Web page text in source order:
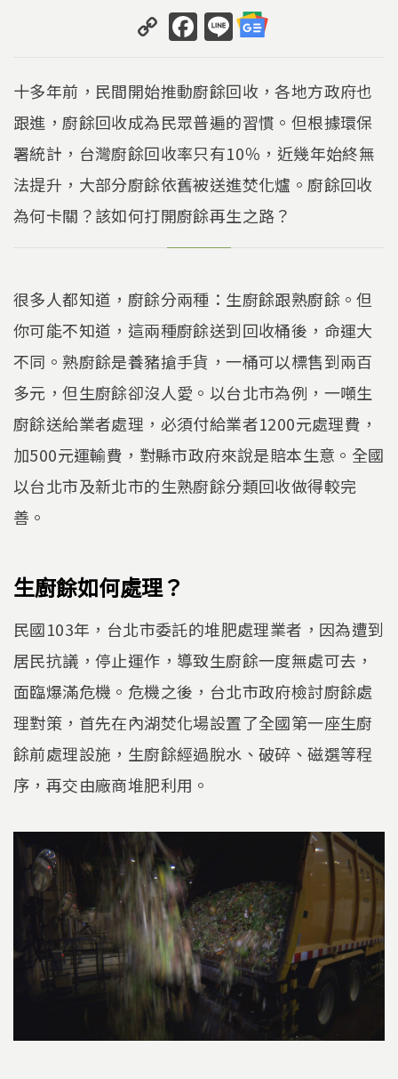
C
o
p
y
Li
n
k
F
a
c
e
b
o
o
k
Li
n
e
十多年前，民間開始推動廚餘回收，各地方政府也
跟進，廚餘回收成為民眾普遍的習慣。但根據環保
署統計，台灣廚餘回收率只有10％，近幾年始終無
法提升，大部分廚餘依舊被送進焚化爐。廚餘回收
為何卡關？該如何打開廚餘再生之路？
很多人都知道，廚餘分兩種：生廚餘跟熟廚餘。但
你可能不知道，這兩種廚餘送到回收桶後，命運大
不同。熟廚餘是養豬搶手貨，一桶可以標售到兩百
多元，但生廚餘卻沒人愛。以台北市為例，一噸生
廚餘送給業者處理，必須付給業者1200元處理費，
加500元運輸費，對縣市政府來說是賠本生意。全國
以台北市及新北市的生熟廚餘分類回收做得較完
善。
生廚餘如何處理？
民國103年，台北市委託的堆肥處理業者，因為遭到
居民抗議，停止運作，導致生廚餘一度無處可去，
面臨爆滿危機。危機之後，台北市政府檢討廚餘處
理對策，首先在內湖焚化場設置了全國第一座生廚
餘前處理設施，生廚餘經過脫水、破碎、磁選等程
序，再交由廠商堆肥利用。